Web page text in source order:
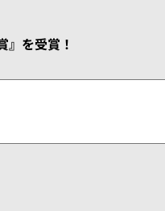
を受賞！